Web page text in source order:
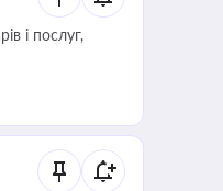
і послуг,